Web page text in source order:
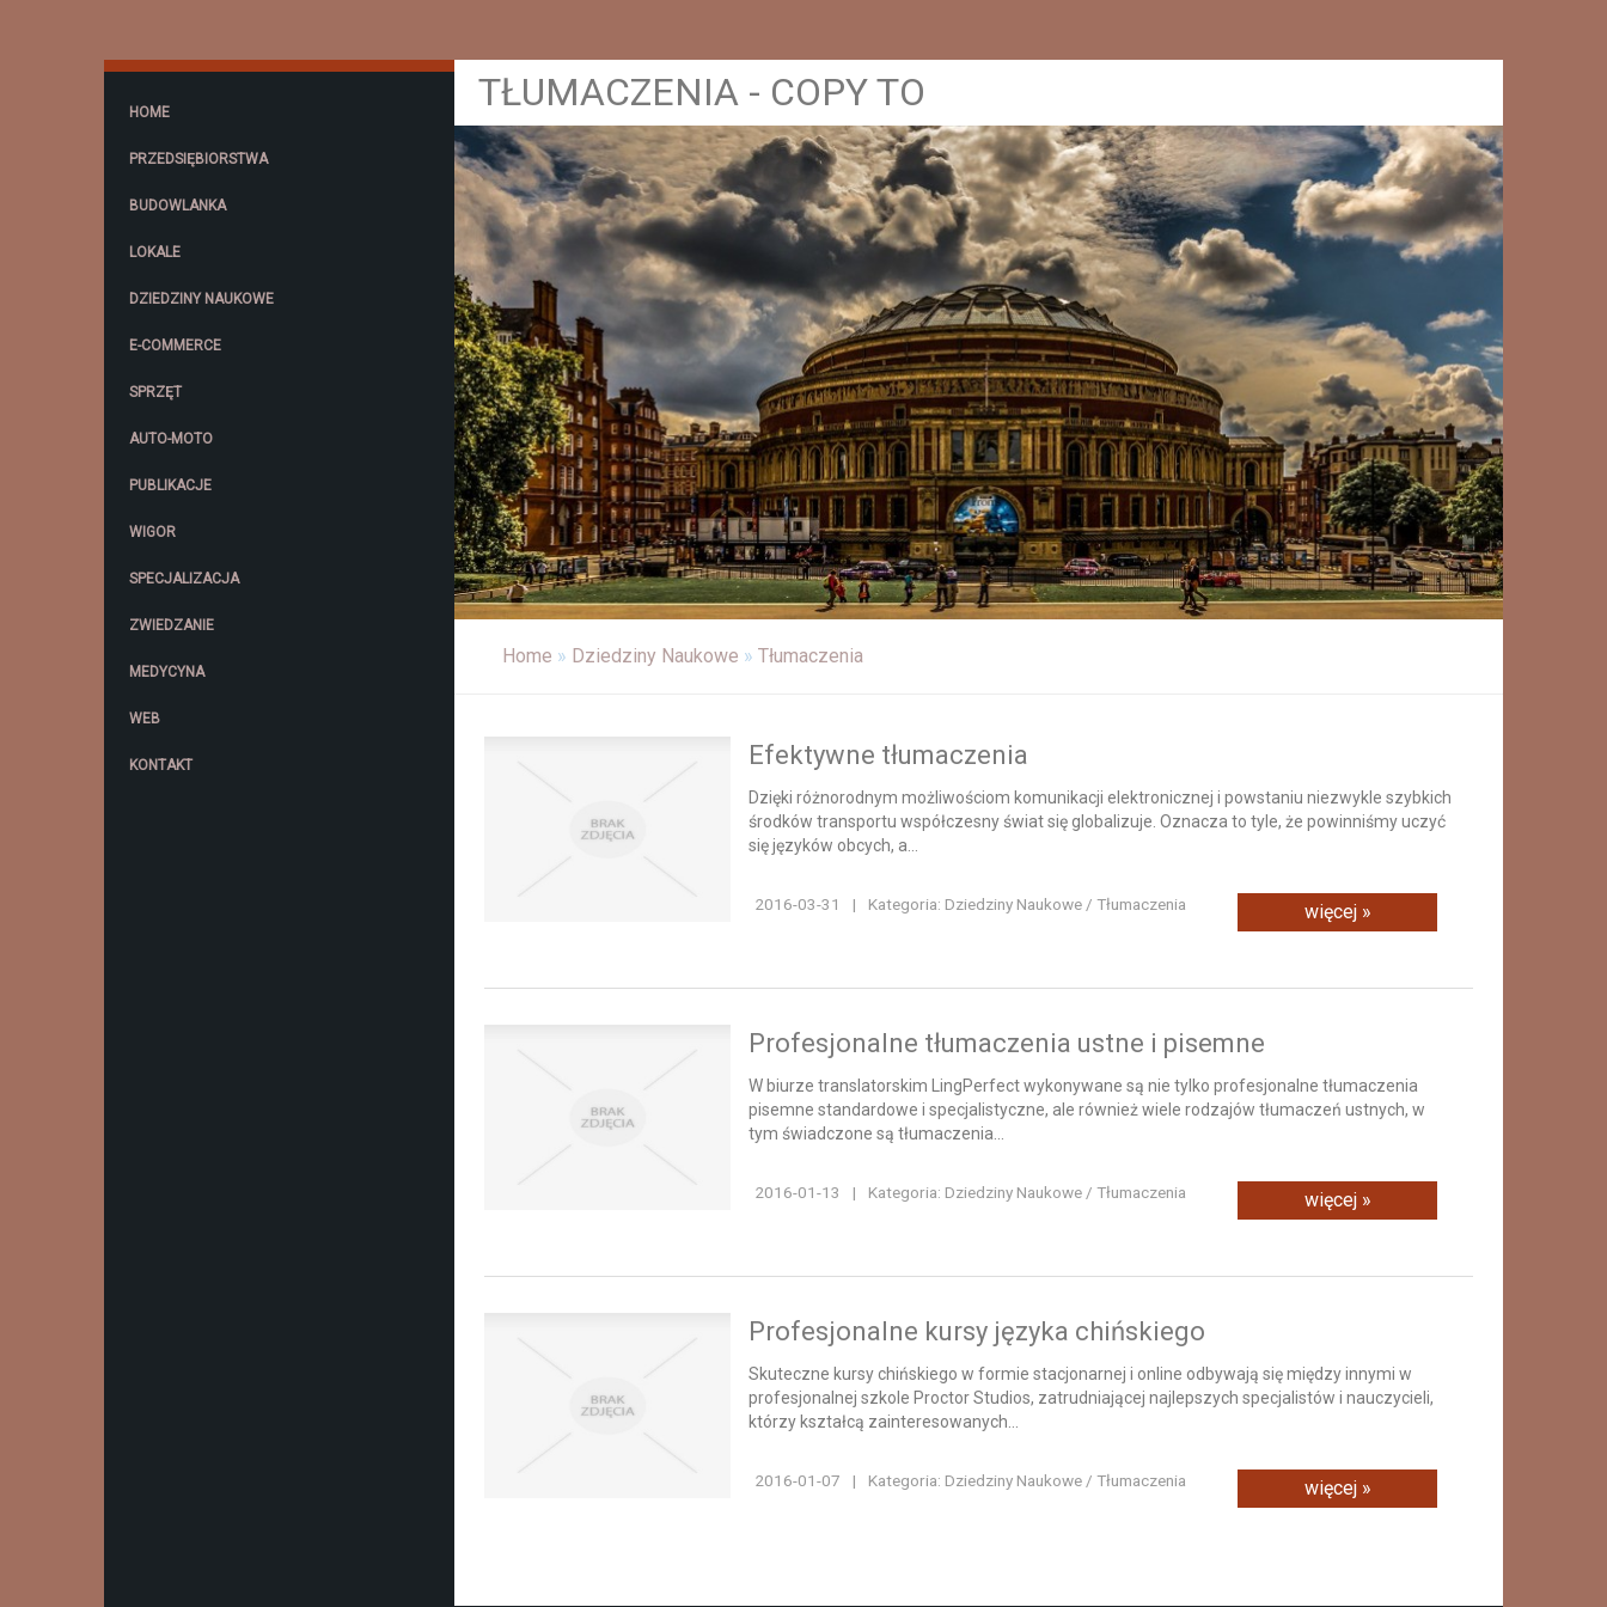
HOME
PRZEDSIĘBIORSTWA
BUDOWLANKA
LOKALE
DZIEDZINY NAUKOWE
E-COMMERCE
SPRZĘT
AUTO-MOTO
PUBLIKACJE
WIGOR
SPECJALIZACJA
ZWIEDZANIE
MEDYCYNA
WEB
KONTAKT
TŁUMACZENIA - COPY TO
Home » Dziedziny Naukowe » Tłumaczenia
Efektywne tłumaczenia
Dzięki różnorodnym możliwościom komunikacji elektronicznej i powstaniu niezwykle szybkich
środków transportu współczesny świat się globalizuje. Oznacza to tyle, że powinniśmy uczyć
się języków obcych, a...
2016-03-31 | Kategoria: Dziedziny Naukowe / Tłumaczenia więcej »
Profesjonalne tłumaczenia ustne i pisemne
W biurze translatorskim LingPerfect wykonywane są nie tylko profesjonalne tłumaczenia
pisemne standardowe i specjalistyczne, ale również wiele rodzajów tłumaczeń ustnych, w
tym świadczone są tłumaczenia...
2016-01-13 | Kategoria: Dziedziny Naukowe / Tłumaczenia więcej »
Profesjonalne kursy języka chińskiego
Skuteczne kursy chińskiego w formie stacjonarnej i online odbywają się między innymi w
profesjonalnej szkole Proctor Studios, zatrudniającej najlepszych specjalistów i nauczycieli,
którzy kształcą zainteresowanych...
2016-01-07 | Kategoria: Dziedziny Naukowe / Tłumaczenia więcej »